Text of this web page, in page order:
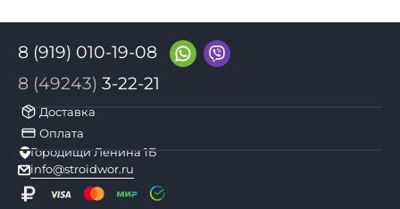
8 (919) 010-19-08
8 (49243) 3-22-21
Доставка
Оплата
Городищи Ленина 1Б
info@stroidwor.ru